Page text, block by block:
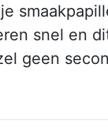
snel en
geen